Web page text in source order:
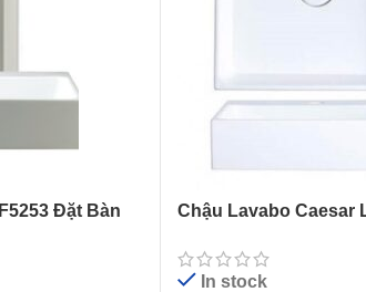
Đặt Bàn Chậu Lavabo Caesar
In stock